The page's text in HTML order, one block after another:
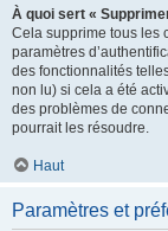
À quoi sert «
Cela supprime tous les
paramètres
des fonctionnalités
non lu) si cela a été
des problèmes de
pourrait les résoudre.
Haut
Paramètres et